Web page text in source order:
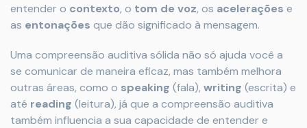
entender o contexto, o tom de voz, os acelerações e
as entonações que dão significado à mensagem.
Uma compreensão auditiva sólida não só ajuda você a
se comunicar de maneira eficaz, mas também melhora
outras áreas, como o speaking (fala), writing (escrita) e
até reading (leitura), já que a compreensão auditiva
também influencia a sua capacidade de entender e